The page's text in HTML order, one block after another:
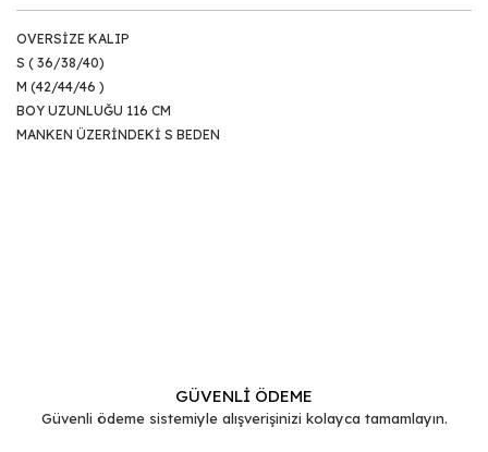
OVERSİZE KALIP
S ( 36/38/40)
M (42/44/46 )
BOY UZUNLUĞU 116 CM
MANKEN ÜZERİNDEKİ S BEDEN
Ürün bilgilerinde hatalar bulunuyor.
GÜVENLİ ÖDEME
Güvenli ödeme sistemiyle alışverişinizi kolayca tamamlayın.